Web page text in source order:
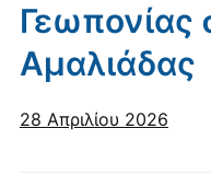
Αμαλιάδας
28 Απριλίου 2026